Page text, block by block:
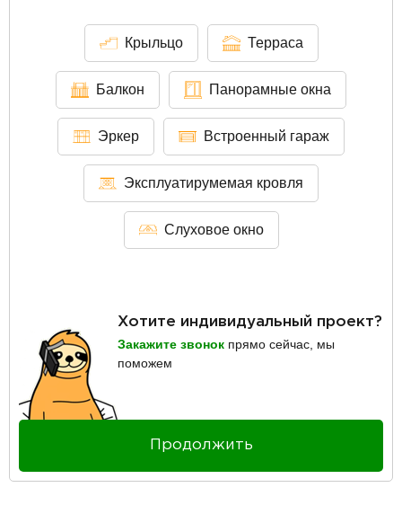
Крыльцо Терраса
Балкон Панорамные окна
Эркер Встроенный гараж
Эксплуатирумемая кровля
Слуховое окно
Хотите индивидуальный проект?
Закажите звонок прямо сейчас, мы
поможем
Продолжить